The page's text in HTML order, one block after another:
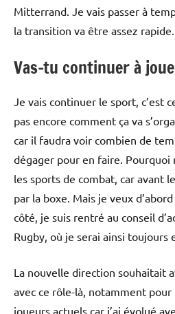
Mitterrand. Je vais passer à
la transition va être assez rapide.
Vas-tu continuer à
Je vais continuer le sport, c’est
pas encore comment ça va
car il faudra voir combien de
dégager pour en faire. Pourquoi
les sports de combat, car avant
par la boxe. Mais je veux
côté, je suis rentré au conseil
Rugby, où je serai ainsi toujours
La nouvelle direction souhaitait
avec ce rôle-là, notamment
joueurs actuels car j’ai évolué